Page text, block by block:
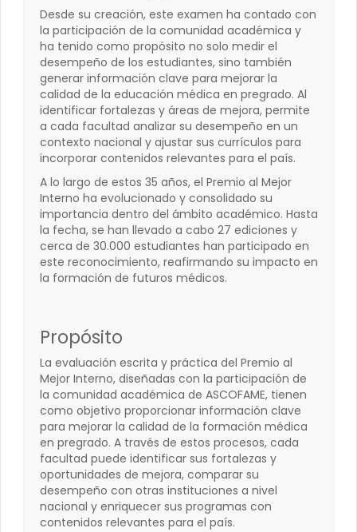
Desde su creación, este examen ha contado con
la participación de la comunidad académica y
ha tenido como propósito no solo medir el
desempeño de los estudiantes, sino también
generar información clave para mejorar la
calidad de la educación médica en pregrado. Al
identificar fortalezas y áreas de mejora, permite
a cada facultad analizar su desempeño en un
contexto nacional y ajustar sus currículos para
incorporar contenidos relevantes para el país.
A lo largo de estos 35 años, el Premio al Mejor
Interno ha evolucionado y consolidado su
importancia dentro del ámbito académico. Hasta
la fecha, se han llevado a cabo 27 ediciones y
cerca de 30.000 estudiantes han participado en
este reconocimiento, reafirmando su impacto en
la formación de futuros médicos.
Propósito
La evaluación escrita y práctica del Premio al
Mejor Interno, diseñadas con la participación de
la comunidad académica de ASCOFAME, tienen
como objetivo proporcionar información clave
para mejorar la calidad de la formación médica
en pregrado. A través de estos procesos, cada
facultad puede identificar sus fortalezas y
oportunidades de mejora, comparar su
desempeño con otras instituciones a nivel
nacional y enriquecer sus programas con
contenidos relevantes para el país.